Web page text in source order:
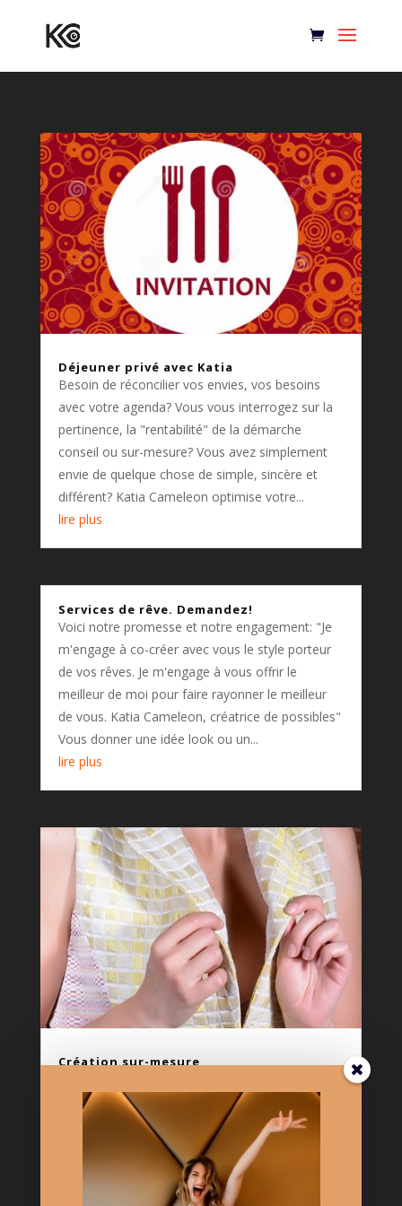
Déjeuner privé avec Katia
Besoin de réconcilier vos envies, vos besoins
avec votre agenda? Vous vous interrogez sur la
pertinence, la "rentabilité" de la démarche
conseil ou sur-mesure? Vous avez simplement
envie de quelque chose de simple, sincère et
différent? Katia Cameleon optimise votre...
lire plus
Services de rêve. Demandez!
Voici notre promesse et notre engagement: "Je
m'engage à co-créer avec vous le style porteur
de vos rêves. Je m'engage à vous offrir le
meilleur de moi pour faire rayonner le meilleur
de vous. Katia Cameleon, créatrice de possibles"
Vous donner une idée look ou un...
lire plus
Création sur-mesure
personnelle. Et si nous la faisions rayonner?! 2
options s'offrent à vous : La re-création à vos
mesures d'un modèle présenté dans la
collection : nous le fabriquons ajusté à vos
mensurations, nous pouvons changer les...